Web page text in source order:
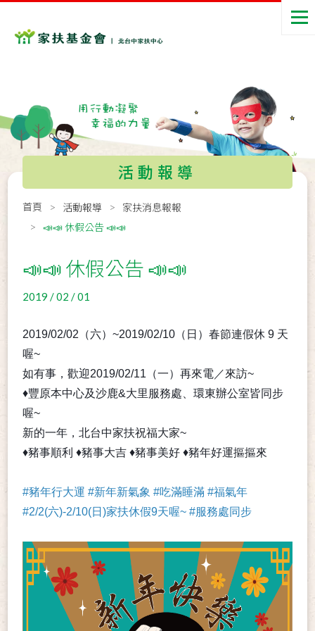
活動報導
首頁 活動報導
家扶消息報報
📣📣 休假公告 📣📣
📣📣 休假公告 📣📣
2019 / 02 / 01
2019/02/02（六）~2019/02/10（日）春節連假休 9 天
喔~
如有事，歡迎2019/02/11（一）再來電／來訪~
♦豐原本中心及沙鹿&大里服務處、環東辦公室皆同步
喔~
新的一年，北台中家扶祝福大家~
♦豬事順利 ♦豬事大吉 ♦豬事美好 ♦豬年好運摳摳來
#豬年行大運 #新年新氣象 #吃滿睡滿 #福氣年
#2/2(六)-2/10(日)家扶休假9天喔~#服務處同步